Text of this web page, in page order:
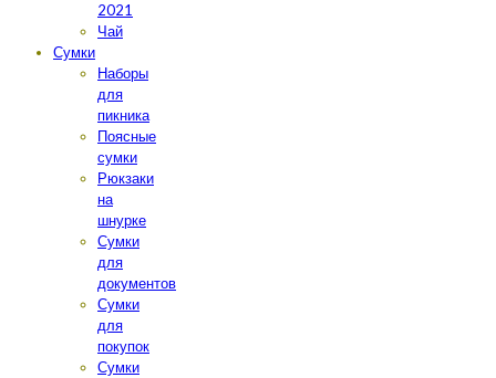
2021
Чай
Сумки
Наборы
для
пикника
Поясные
сумки
Рюкзаки
на
шнурке
Сумки
для
документов
Сумки
для
покупок
Сумки